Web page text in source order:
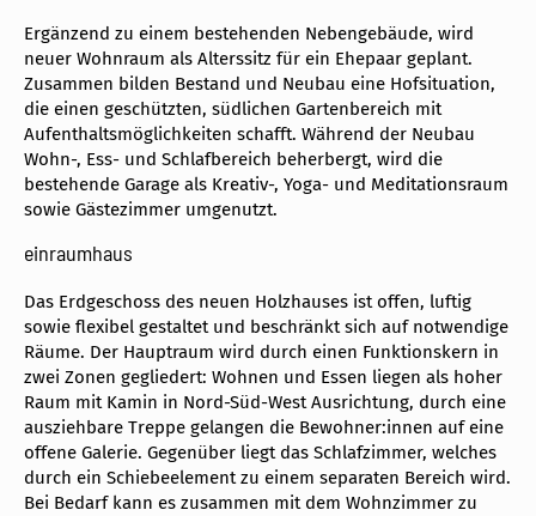
Ergänzend zu einem bestehenden Nebengebäude, wird
neuer Wohnraum als Alterssitz für ein Ehepaar geplant.
Zusammen bilden Bestand und Neubau eine Hofsituation,
die einen geschützten, südlichen Gartenbereich mit
Aufenthaltsmöglichkeiten schafft. Während der Neubau
Wohn-, Ess- und Schlafbereich beherbergt, wird die
bestehende Garage als Kreativ-, Yoga- und Meditationsraum
sowie Gästezimmer umgenutzt.
einraumhaus
Das Erdgeschoss des neuen Holzhauses ist offen, luftig
sowie flexibel gestaltet und beschränkt sich auf notwendige
Räume. Der Hauptraum wird durch einen Funktionskern in
zwei Zonen gegliedert: Wohnen und Essen liegen als hoher
Raum mit Kamin in Nord-Süd-West Ausrichtung, durch eine
ausziehbare Treppe gelangen die Bewohner:innen auf eine
offene Galerie. Gegenüber liegt das Schlafzimmer, welches
durch ein Schiebeelement zu einem separaten Bereich wird.
Bei Bedarf kann es zusammen mit dem Wohnzimmer zu